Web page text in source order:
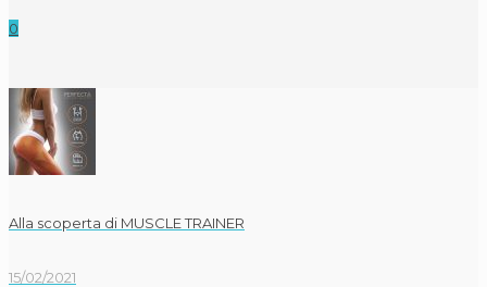
0
Alla scoperta di MUSCLE TRAINER
15/02/2021